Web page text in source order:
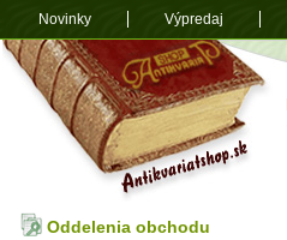
Oddelenia obchodu
Novinky Výpredaj